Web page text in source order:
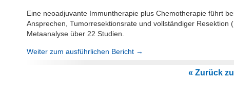
Eine neoadjuvante Immuntherapie plus Chemotherapie führt
Ansprechen, Tumorresektionsrate und vollständiger
Metaanalyse über 22 Studien.
Weiter zum ausführlichen Bericht →
« Zurück